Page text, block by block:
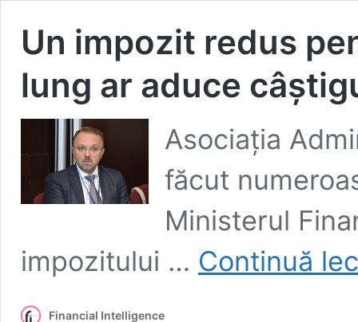
Un impozit redus
lung ar aduce
Asociația
făcut
Ministerul
impozitului … Continuă
Financial Intelligence